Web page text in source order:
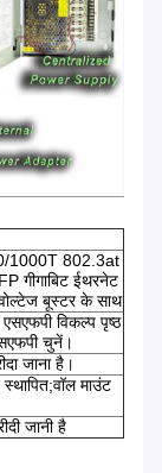
1000T 802.3at
गीगाबिट ईथरनेट
बूस्टर के साथ
विकल्प पृष्ठ
चुनें।
जाना है।
माउंट
जानी है